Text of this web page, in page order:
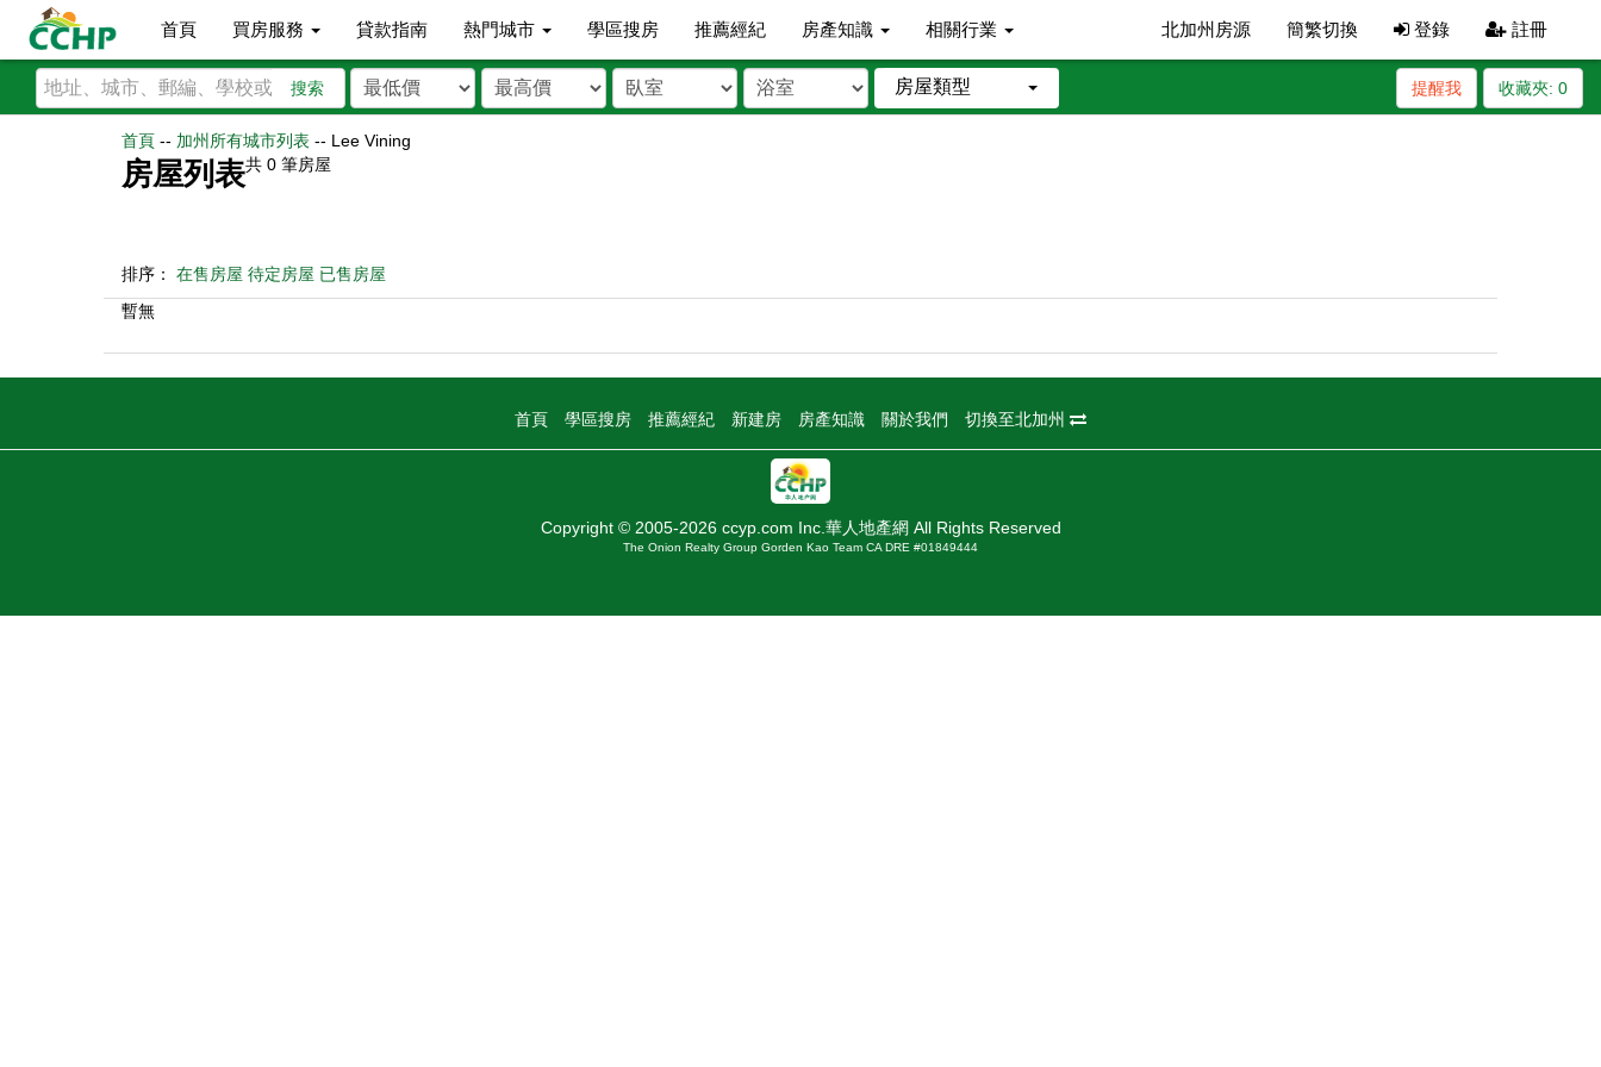
首頁 買房服務 貸款指南 熱門城市 學區搜房 推薦經紀 房產知識 相關行業 北加州房源 簡繁切換 登錄 註冊
搜索 房屋類型 收藏夾: 0
提醒我
首頁 -- 加州所有城市列表 -- Lee Vining
房屋列表共 0 筆房屋
排序： 在售房屋 待定房屋 已售房屋
暫無
首頁 學區搜房 推薦經紀 新建房 房產知識 關於我們 切換至北加州
Copyright © 2005-2026 ccyp.com Inc.華人地產網 All Rights Reserved
The Onion Realty Group Gorden Kao Team CA DRE #01849444